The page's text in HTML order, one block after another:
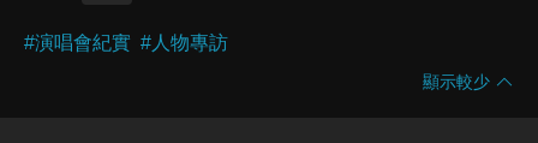
#演唱會紀實 # 人物專訪
顯示較少